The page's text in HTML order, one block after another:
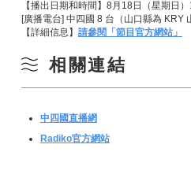
【播出日期和時間】8月18日（星期日
[廣播電台] 中四國 8 台（山口縣為 KRY
【詳細信息】 請參閱「節目官方網站」
相關連結
中四國直播網
Radiko官方網站